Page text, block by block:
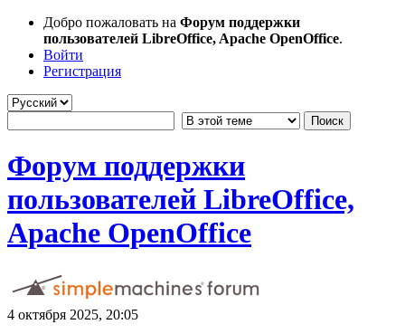
Добро пожаловать на Форум поддержки
пользователей LibreOffice, Apache OpenOffice.
Войти
Регистрация
Форум поддержки
пользователей LibreOffice,
Apache OpenOffice
4 октября 2025, 20:05